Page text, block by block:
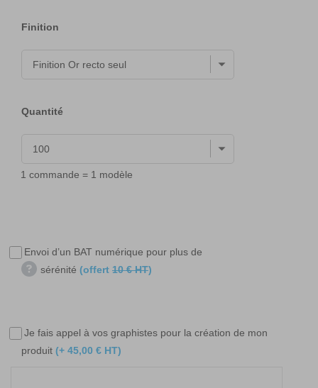
Finition
Quantité
1 commande = 1 modèle
Envoi d’un BAT numérique pour plus de
sérénité (offert 10 € HT)
Je fais appel à vos graphistes pour la création de mon
produit (+ 45,00 € HT)